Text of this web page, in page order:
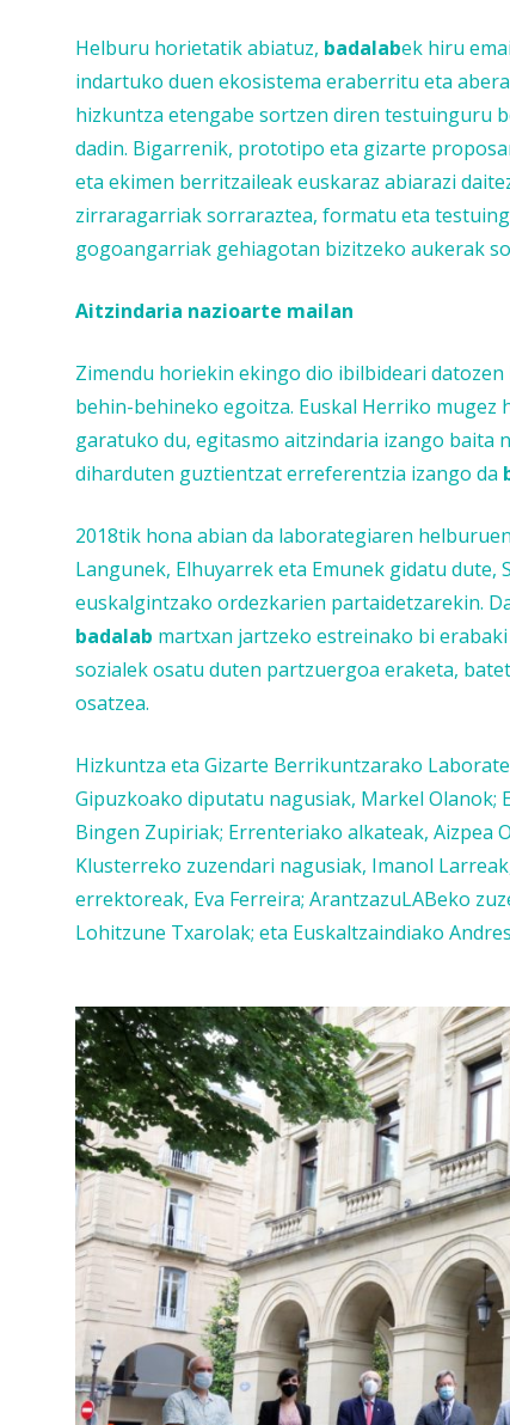
Helburu horietatik abiatuz, badalabek hiru
indartuko duen ekosistema eraberritu eta
hizkuntza etengabe sortzen diren testuinguru
dadin. Bigarrenik, prototipo eta gizarte
eta ekimen berritzaileak euskaraz abiarazi
zirraragarriak sorraraztea, formatu eta
gogoangarriak gehiagotan bizitzeko aukerak
Aitzindaria nazioarte mailan
Zimendu horiekin ekingo dio ibilbideari
behin-behineko egoitza. Euskal Herriko
garatuko du, egitasmo aitzindaria izango
diharduten guztientzat erreferentzia izango da
2018tik hona abian da laborategiaren
Langunek, Elhuyarrek eta Emunek gidatu
euskalgintzako ordezkarien partaidetzarekin.
badalab martxan jartzeko estreinako bi
sozialek osatu duten partzuergoa eraketa,
osatzea.
Hizkuntza eta Gizarte Berrikuntzarako
Gipuzkoako diputatu nagusiak, Markel
Bingen Zupiriak; Errenteriako alkateak, Aizpea
Klusterreko zuzendari nagusiak, Imanol
errektoreak, Eva Ferreira; ArantzazuLABeko
Lohitzune Txarolak; eta Euskaltzaindiako